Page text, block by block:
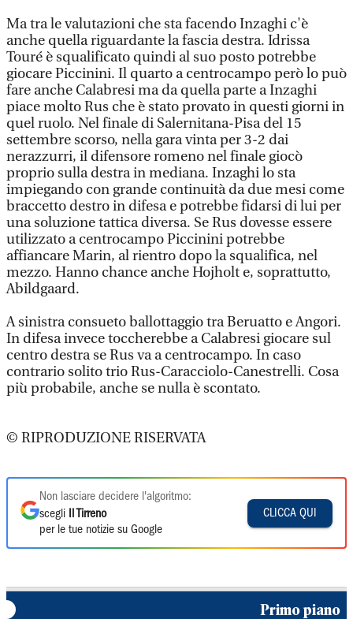
Ma tra le valutazioni che sta facendo Inzaghi c'è
anche quella riguardante la fascia destra. Idrissa
Touré è squalificato quindi al suo posto potrebbe
giocare Piccinini. Il quarto a centrocampo però lo può
fare anche Calabresi ma da quella parte a Inzaghi
piace molto Rus che è stato provato in questi giorni in
quel ruolo. Nel finale di Salernitana-Pisa del 15
settembre scorso, nella gara vinta per 3-2 dai
nerazzurri, il difensore romeno nel finale giocò
proprio sulla destra in mediana. Inzaghi lo sta
impiegando con grande continuità da due mesi come
braccetto destro in difesa e potrebbe fidarsi di lui per
una soluzione tattica diversa. Se Rus dovesse essere
utilizzato a centrocampo Piccinini potrebbe
affiancare Marin, al rientro dopo la squalifica, nel
mezzo. Hanno chance anche Hojholt e, soprattutto,
Abildgaard.
A sinistra consueto ballottaggio tra Beruatto e Angori.
In difesa invece toccherebbe a Calabresi giocare sul
centro destra se Rus va a centrocampo. In caso
contrario solito trio Rus-Caracciolo-Canestrelli. Cosa
più probabile, anche se nulla è scontato.
© RIPRODUZIONE RISERVATA
Non lasciare decidere l'algoritmo:
scegli
Il Tirreno
per le tue notizie su Google
CLICCA QUI
Primo piano